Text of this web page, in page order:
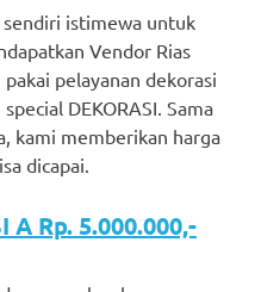
istimewa untuk
Vendor Rias
pelayanan dekorasi
DEKORASI. Sama
kami memberikan harga
dicapai.
A Rp. 5.000.000,-